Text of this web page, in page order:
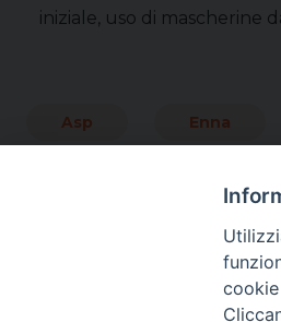
iniziale, uso di mascherine
Asp Enna